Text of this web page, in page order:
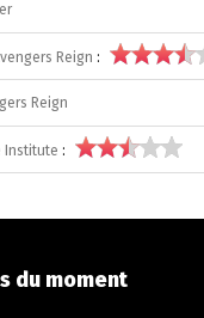
Reign :
Reign
Institute :
du moment